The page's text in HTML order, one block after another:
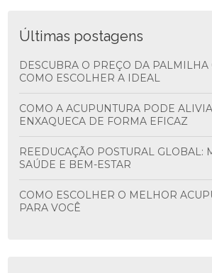
Últimas postagens
DESCUBRA O PREÇO DA PALMILHA ORTOPÉDICA E
COMO ESCOLHER A IDEAL
COMO A ACUPUNTURA PODE ALIVIAR A
ENXAQUECA DE FORMA EFICAZ
REEDUCAÇÃO POSTURAL GLOBAL: MELHORE SUA
SAÚDE E BEM-ESTAR
COMO ESCOLHER O MELHOR ACUPUNTURISTA
PARA VOCÊ